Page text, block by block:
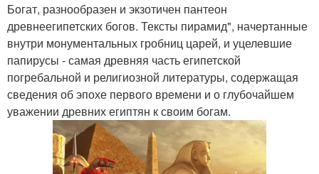
Богат, разнообразен и экзотичен пантеон
древнеегипетских богов. Тексты пирамид", начертанные
внутри монументальных гробниц царей, и уцелевшие
папирусы - самая древняя часть египетской
погребальной и религиозной литературы, содержащая
сведения об эпохе первого времени и о глубочайшем
уважении древних египтян к своим богам.